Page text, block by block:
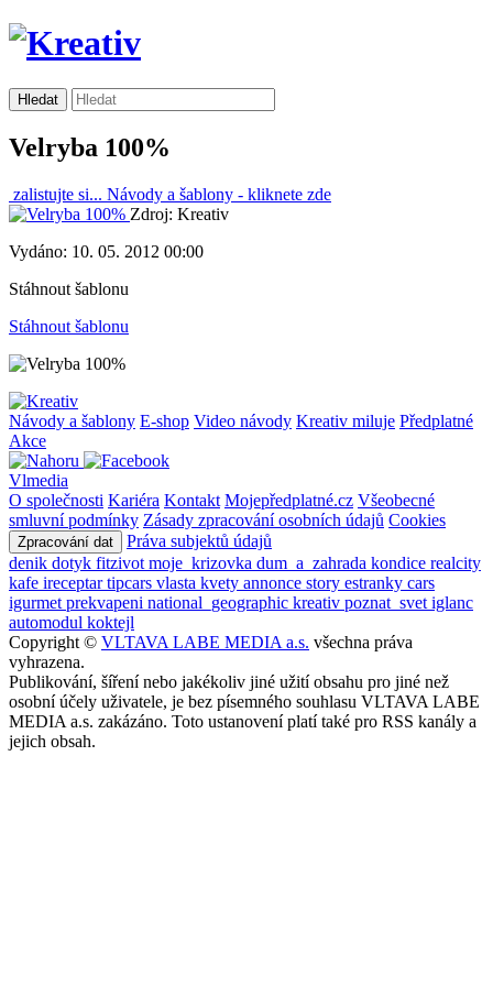
Velryba 100%
zalistujte si... Návody a šablony - kliknete zde
Zdroj: Kreativ
Vydáno: 10. 05. 2012 00:00
Stáhnout šablonu
Stáhnout šablonu
Návody a šablony E-shop Video návody Kreativ miluje Předplatné
Akce
Vlmedia
O společnosti Kariéra Kontakt Mojepředplatné.cz Všeobecné
smluvní podmínky Zásady zpracování osobních údajů Cookies
Zpracování dat
Práva subjektů údajů
denik dotyk fitzivot moje_krizovka dum_a_zahrada kondice realcity
kafe ireceptartipcars vlasta kvety annonce story estranky cars
igurmet prekvapeni national_geographic kreativ poznat_svet iglanc
automodul koktejl
Copyright © VLTAVA LABE MEDIA a.s. všechna práva
vyhrazena.
Publikování, šíření nebo jakékoliv jiné užití obsahu pro jiné než
osobní účely uživatele, je bez písemného souhlasu VLTAVA LABE
MEDIA a.s. zakázáno. Toto ustanovení platí také pro RSS kanály a
jejich obsah.